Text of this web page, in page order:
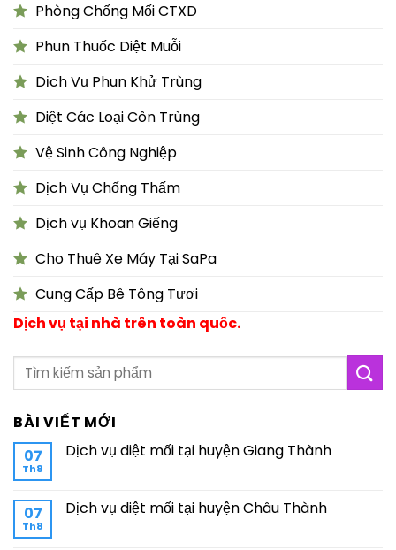
Phòng Chống Mối CTXD
Phun Thuốc Diệt Muỗi
Dịch Vụ Phun Khử Trùng
Diệt Các Loại Côn Trùng
Vệ Sinh Công Nghiệp
Dịch Vụ Chống Thấm
Dịch vụ Khoan Giếng
Cho Thuê Xe Máy Tại SaPa
Cung Cấp Bê Tông Tươi
Dịch vụ tại nhà trên toàn quốc.
BÀI VIẾT MỚI
07
Th8
Dịch vụ diệt mối tại huyện Giang Thành
07
Th8
Dịch vụ diệt mối tại huyện Châu Thành